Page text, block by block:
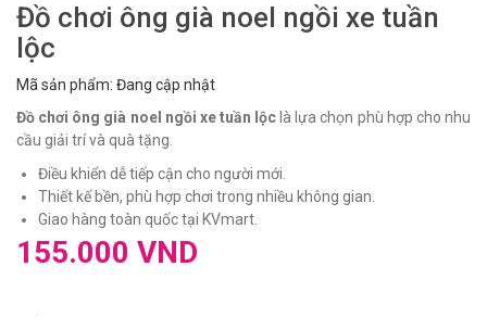
Đồ chơi ông già noel ngồi xe tuần
lộc
Mã sản phẩm: Đang cập nhật
Đồ chơi ông già noel ngồi xe tuần lộc là lựa chọn phù hợp cho nhu
cầu giải trí và quà tặng.
Điều khiển dễ tiếp cận cho người mới.
Thiết kế bền, phù hợp chơi trong nhiều không gian.
Giao hàng toàn quốc tại KVmart.
155.000 VND